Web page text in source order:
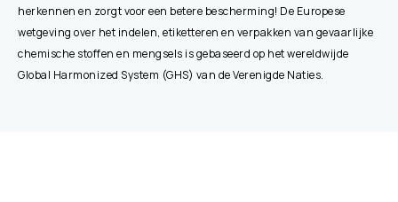
herkennen en zorgt voor een betere bescherming! De Europese
wetgeving over het indelen, etiketteren en verpakken van gevaarlijke
chemische stoffen en mengsels is gebaseerd op het wereldwijde
Global Harmonized System (GHS) van de Verenigde Naties.